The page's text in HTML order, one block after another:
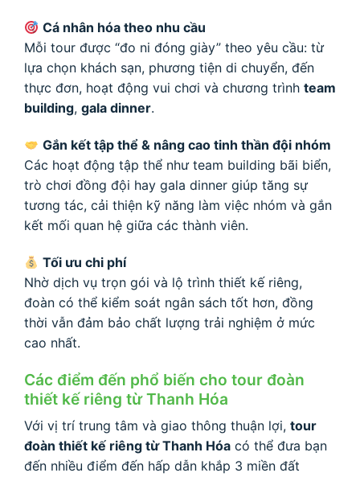
Cá nhân hóa theo nhu cầu
Mỗi tour được “đo ni đóng giày” theo yêu cầu: từ
lựa chọn khách sạn, phương tiện di chuyển, đến
thực đơn, hoạt động vui chơi và chương trình team
building, gala dinner.
Gắn kết tập thể & nâng cao tinh thần đội nhóm
Các hoạt động tập thể như team building bãi biển,
trò chơi đồng đội hay gala dinner giúp tăng sự
tương tác, cải thiện kỹ năng làm việc nhóm và gắn
kết mối quan hệ giữa các thành viên.
Tối ưu chi phí
Nhờ dịch vụ trọn gói và lộ trình thiết kế riêng,
đoàn có thể kiểm soát ngân sách tốt hơn, đồng
thời vẫn đảm bảo chất lượng trải nghiệm ở mức
cao nhất.
Các điểm đến phổ biến cho tour đoàn
thiết kế riêng từ Thanh Hóa
Với vị trí trung tâm và giao thông thuận lợi, tour
đoàn thiết kế riêng từ Thanh Hóa có thể đưa bạn
đến nhiều điểm đến hấp dẫn khắp 3 miền đất